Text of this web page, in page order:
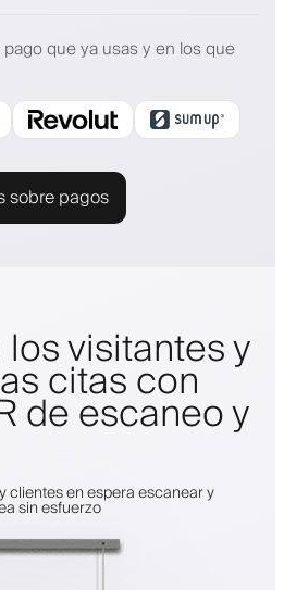
que ya usas y en los que
sobre pagos
visitantes y
citas con
de escaneo y
clientes en espera escanear y
sin esfuerzo